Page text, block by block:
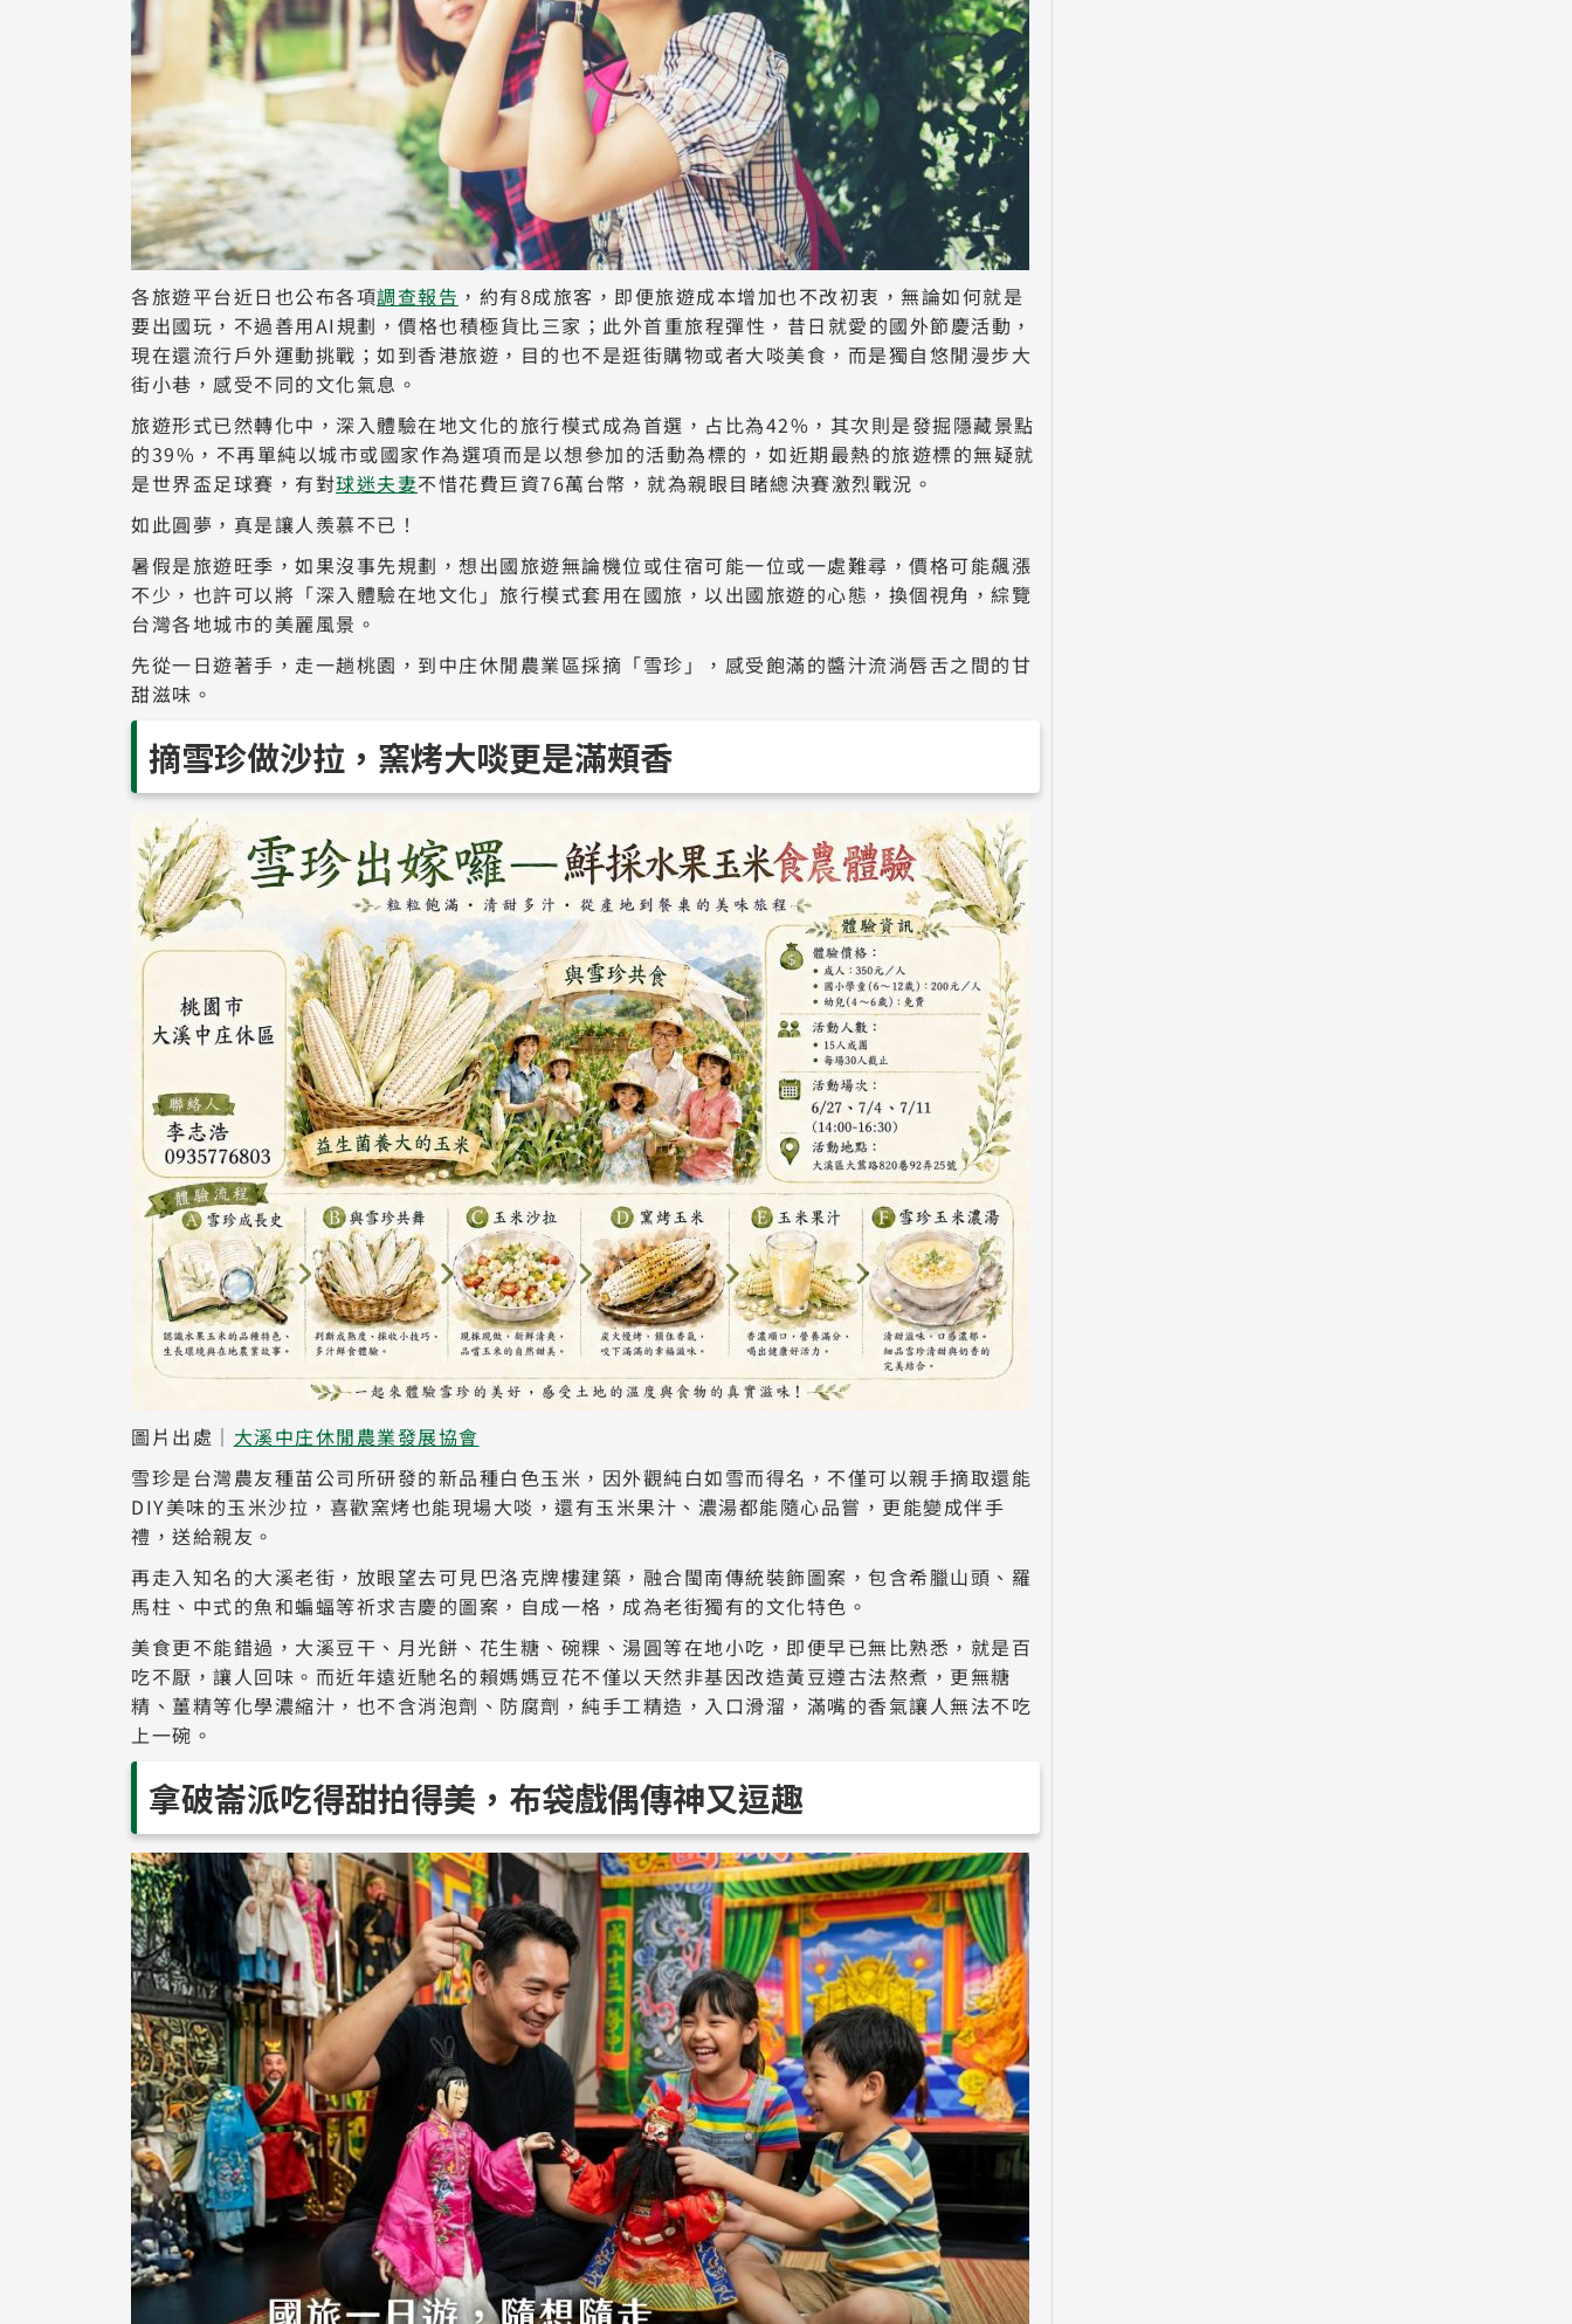
各旅遊平台近日也公布各項調查報告 ，約有8成旅客，即便旅遊成本增加也不改初衷，無論如何就是
要出國玩，不過善用AI規劃，價格也積極貨比三家；此外首重旅程彈性，昔日就愛的國外節慶活動，
現在還流行戶外運動挑戰；如到香港旅遊，目的也不是逛街購物或者大啖美食，而是獨自悠閒漫步大
街小巷，感受不同的文化氣息。
旅遊形式已然轉化中，深入體驗在地文化的旅行模式成為首選，占比為42%，其次則是發掘隱藏景點
的39%，不再單純以城市或國家作為選項而是以想參加的活動為標的，如近期最熱的旅遊標的無疑就
是世界盃足球賽，有對球迷夫妻不惜花費巨資76萬台幣，就為親眼目睹總決賽激烈戰況。
如此圓夢，真是讓人羨慕不已！
暑假是旅遊旺季，如果沒事先規劃，想出國旅遊無論機位或住宿可能一位或一處難尋，價格可能飆漲
不少，也許可以將「深入體驗在地文化」旅行模式套用在國旅，以出國旅遊的心態，換個視角，綜覽
台灣各地城市的美麗風景。
先從一日遊著手，走一趟桃園，到中庄休閒農業區採摘「雪珍」，感受飽滿的醬汁流淌唇舌之間的甘
甜滋味。
摘雪珍做沙拉，窯烤大啖更是滿頰香
圖片出處｜ 大溪中庄休閒農業發展協會
雪珍是台灣農友種苗公司所研發的新品種白色玉米，因外觀純白如雪而得名，不僅可以親手摘取還能
DIY美味的玉米沙拉，喜歡窯烤也能現場大啖，還有玉米果汁、濃湯都能隨心品嘗，更能變成伴手
禮，送給親友。
再走入知名的大溪老街，放眼望去可見巴洛克牌樓建築，融合閩南傳統裝飾圖案，包含希臘山頭、羅
馬柱、中式的魚和蝙蝠等祈求吉慶的圖案，自成一格，成為老街獨有的文化特色。
美食更不能錯過，大溪豆干、月光餅、花生糖、碗粿、湯圓等在地小吃，即便早已無比熟悉，就是百
吃不厭，讓人回味。而近年遠近馳名的賴媽媽豆花不僅以天然非基因改造黃豆遵古法熬煮，更無糖
精、薑精等化學濃縮汁，也不含消泡劑、防腐劑，純手工精造，入口滑溜，滿嘴的香氣讓人無法不吃
上一碗。
拿破崙派吃得甜拍得美，布袋戲偶傳神又逗趣